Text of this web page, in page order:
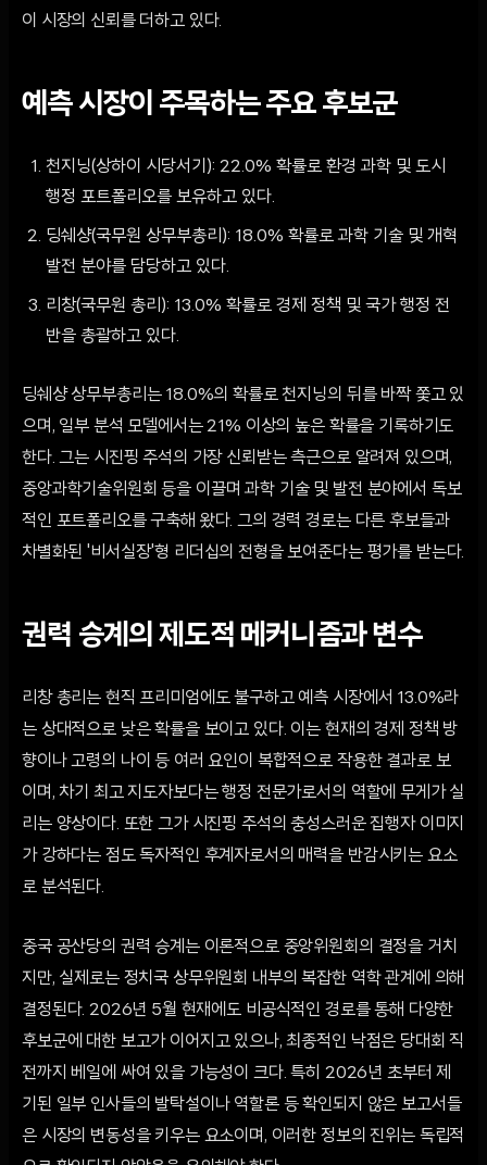
이 시장의 신뢰를 더하고 있다.
예측 시장이 주목하는 주요 후보군
천지닝(상하이 시당서기): 22.0% 확률로 환경 과학 및 도시
행정 포트폴리오를 보유하고 있다.
딩쉐샹(국무원 상무부총리): 18.0% 확률로 과학 기술 및 개혁
발전 분야를 담당하고 있다.
리창(국무원 총리): 13.0% 확률로 경제 정책 및 국가 행정 전
반을 총괄하고 있다.
딩쉐샹 상무부총리는 18.0%의 확률로 천지닝의 뒤를 바짝 쫓고 있
으며, 일부 분석 모델에서는 21% 이상의 높은 확률을 기록하기도
한다. 그는 시진핑 주석의 가장 신뢰받는 측근으로 알려져 있으며,
중앙과학기술위원회 등을 이끌며 과학 기술 및 발전 분야에서 독보
적인 포트폴리오를 구축해 왔다. 그의 경력 경로는 다른 후보들과
차별화된 '비서실장'형 리더십의 전형을 보여준다는 평가를 받는다.
권력 승계의 제도적 메커니즘과 변수
리창 총리는 현직 프리미엄에도 불구하고 예측 시장에서 13.0%라
는 상대적으로 낮은 확률을 보이고 있다. 이는 현재의 경제 정책 방
향이나 고령의 나이 등 여러 요인이 복합적으로 작용한 결과로 보
이며, 차기 최고 지도자보다는 행정 전문가로서의 역할에 무게가 실
리는 양상이다. 또한 그가 시진핑 주석의 충성스러운 집행자 이미지
가 강하다는 점도 독자적인 후계자로서의 매력을 반감시키는 요소
로 분석된다.
중국 공산당의 권력 승계는 이론적으로 중앙위원회의 결정을 거치
지만, 실제로는 정치국 상무위원회 내부의 복잡한 역학 관계에 의해
결정된다. 2026년 5월 현재에도 비공식적인 경로를 통해 다양한
후보군에 대한 보고가 이어지고 있으나, 최종적인 낙점은 당대회 직
전까지 베일에 싸여 있을 가능성이 크다. 특히 2026년 초부터 제
기된 일부 인사들의 발탁설이나 역할론 등 확인되지 않은 보고서들
은 시장의 변동성을 키우는 요소이며, 이러한 정보의 진위는 독립적